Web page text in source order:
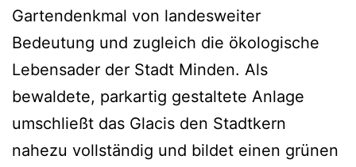
Gartendenkmal von landesweiter
Bedeutung und zugleich die ökologische
Lebensader der Stadt Minden. Als
bewaldete, parkartig gestaltete Anlage
umschließt das Glacis den Stadtkern
nahezu vollständig und bildet einen grünen